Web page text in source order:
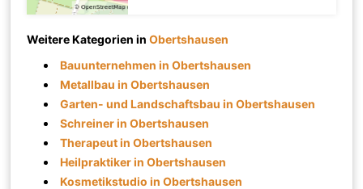
Weitere Kategorien inObertshausen
Bauunternehmen in Obertshausen
Metallbau in Obertshausen
Garten- und Landschaftsbau in Obertshausen
Schreiner in Obertshausen
Therapeut in Obertshausen
Heilpraktiker in Obertshausen
Kosmetikstudio in Obertshausen